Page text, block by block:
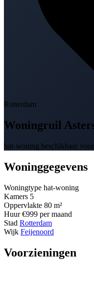
Rotterdam
Woningruil
hat-woning beschikbaar
Woninggegevens
Woningtype hat-woning
Kamers 5
Oppervlakte 80 m²
Huur €999 per maand
Stad Rotterdam
Wijk Feijenoord
Voorzieningen